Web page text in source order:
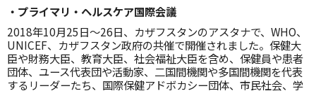
・プライマリ・ヘルスケア国際会議
2018年10月25日～26日、カザフスタンのアスタナで、WHO、
UNICEF、カザフスタン政府の共催で開催されました。保健大
臣や財務大臣、教育大臣、社会福祉大臣を含め、保健員や患者
団体、ユース代表団や活動家、二国間機関や多国間機関を代表
するリーダーたち、国際保健アドボカシー団体、市民社会、学